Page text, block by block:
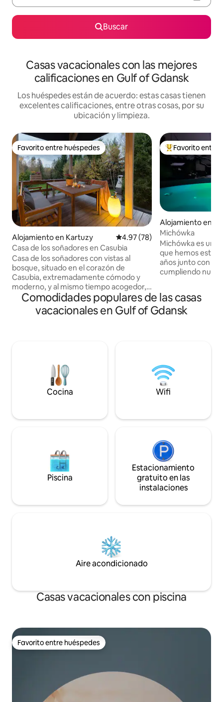
Buscar
Casas vacacionales con las mejores
calificaciones en Gulf of Gdansk
Los huéspedes están de acuerdo: estas casas tienen
excelentes calificaciones, entre otras cosas, por su
ubicación y limpieza.
Favorito entre huéspedes
Favorito entre huéspedes
Alojamiento en Kartuzy Calificación promedio: 4.97 de
4.97 (78)
Casa de los soñadores en Casubia
Casa de los soñadores con vistas al
bosque, situado en el corazón de
Casubia, extremadamente cómodo y
moderno, y al mismo tiempo acogedor,
en el que los muebles y telas
cuidadosamente seleccionados te
permitirán relajarte y descansar. Casa
la amplia terraza con tumbonas, un gran
jardín, una parrilla, una hoguera y una
chimenea. Los alrededores están llenos
de lagos, bosques y monumentos
Favorito entre
Favorito entre
Alojamiento en
Michówka
Michówka es una
que hemos
años junto con
cumpliendo
sientan aquí tan
casa, que sepan
y les espera, y
una estancia
relajante en la
Żuławska junto a
Comodidades populares de las casas
vacacionales en Gulf of Gdansk
Cocina Wifi
Piscina
Estacionamiento
gratuito en las
instalaciones
Aire acondicionado
Casas vacacionales con piscina
Favorito entre huéspedes
Favorito entre huéspedes